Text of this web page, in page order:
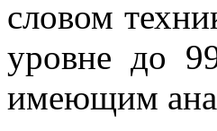
словом
уровне до
имеющим